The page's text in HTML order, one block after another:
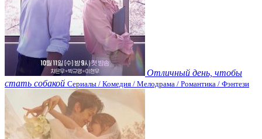
Отличный день, чтобы
стать собакой Сериалы / Комедия / Мелодрама / Романтика / Фэнтези